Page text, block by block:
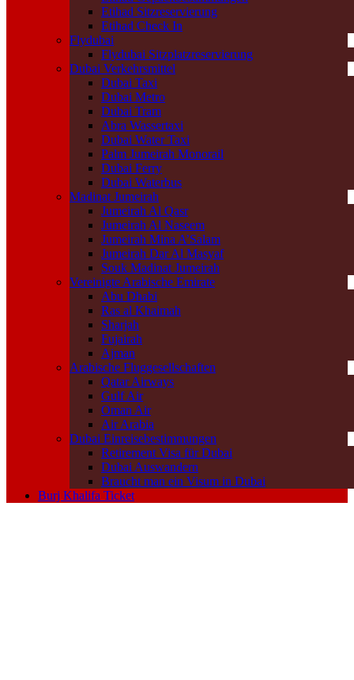
Etihad Sitzreservierung
Etihad Check In
Flydubai
Flydubai Sitzplatzreservierung
Dubai Verkehrsmittel
Dubai Taxi
Dubai Metro
Dubai Tram
Abra Wassertaxi
Dubai Water Taxi
Palm Jumeirah Monorail
Dubai Ferry
Dubai Waterbus
Madinat Jumeirah
Jumeirah Al Qasr
Jumeirah Al Naseem
Jumeirah Mina A’Salam
Jumeirah Dar Al Masyaf
Souk Madinat Jumeirah
Vereinigte Arabische Emirate
Abu Dhabi
Ras al Khaimah
Sharjah
Fujairah
Ajman
Arabische Fluggesellschaften
Qatar Airways
Gulf Air
Oman Air
Air Arabia
Dubai Einreisebestimmungen
Retirement Visa für Dubai
Dubai Auswandern
Braucht man ein Visum in Dubai
Burj Khalifa Ticket